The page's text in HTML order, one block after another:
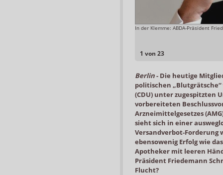
1 von 23
In der Klemme: ABDA-Präsident
Berlin- Die heutige
politischen
(CDU) unter zugespitzten
vorbereiteten
Arzneimittelgesetzes
sieht sich in einer
Versandverbot-Forderung
ebensowenig Erfolg wie
Apotheker mit leeren
Präsident Friedemann
Flucht?